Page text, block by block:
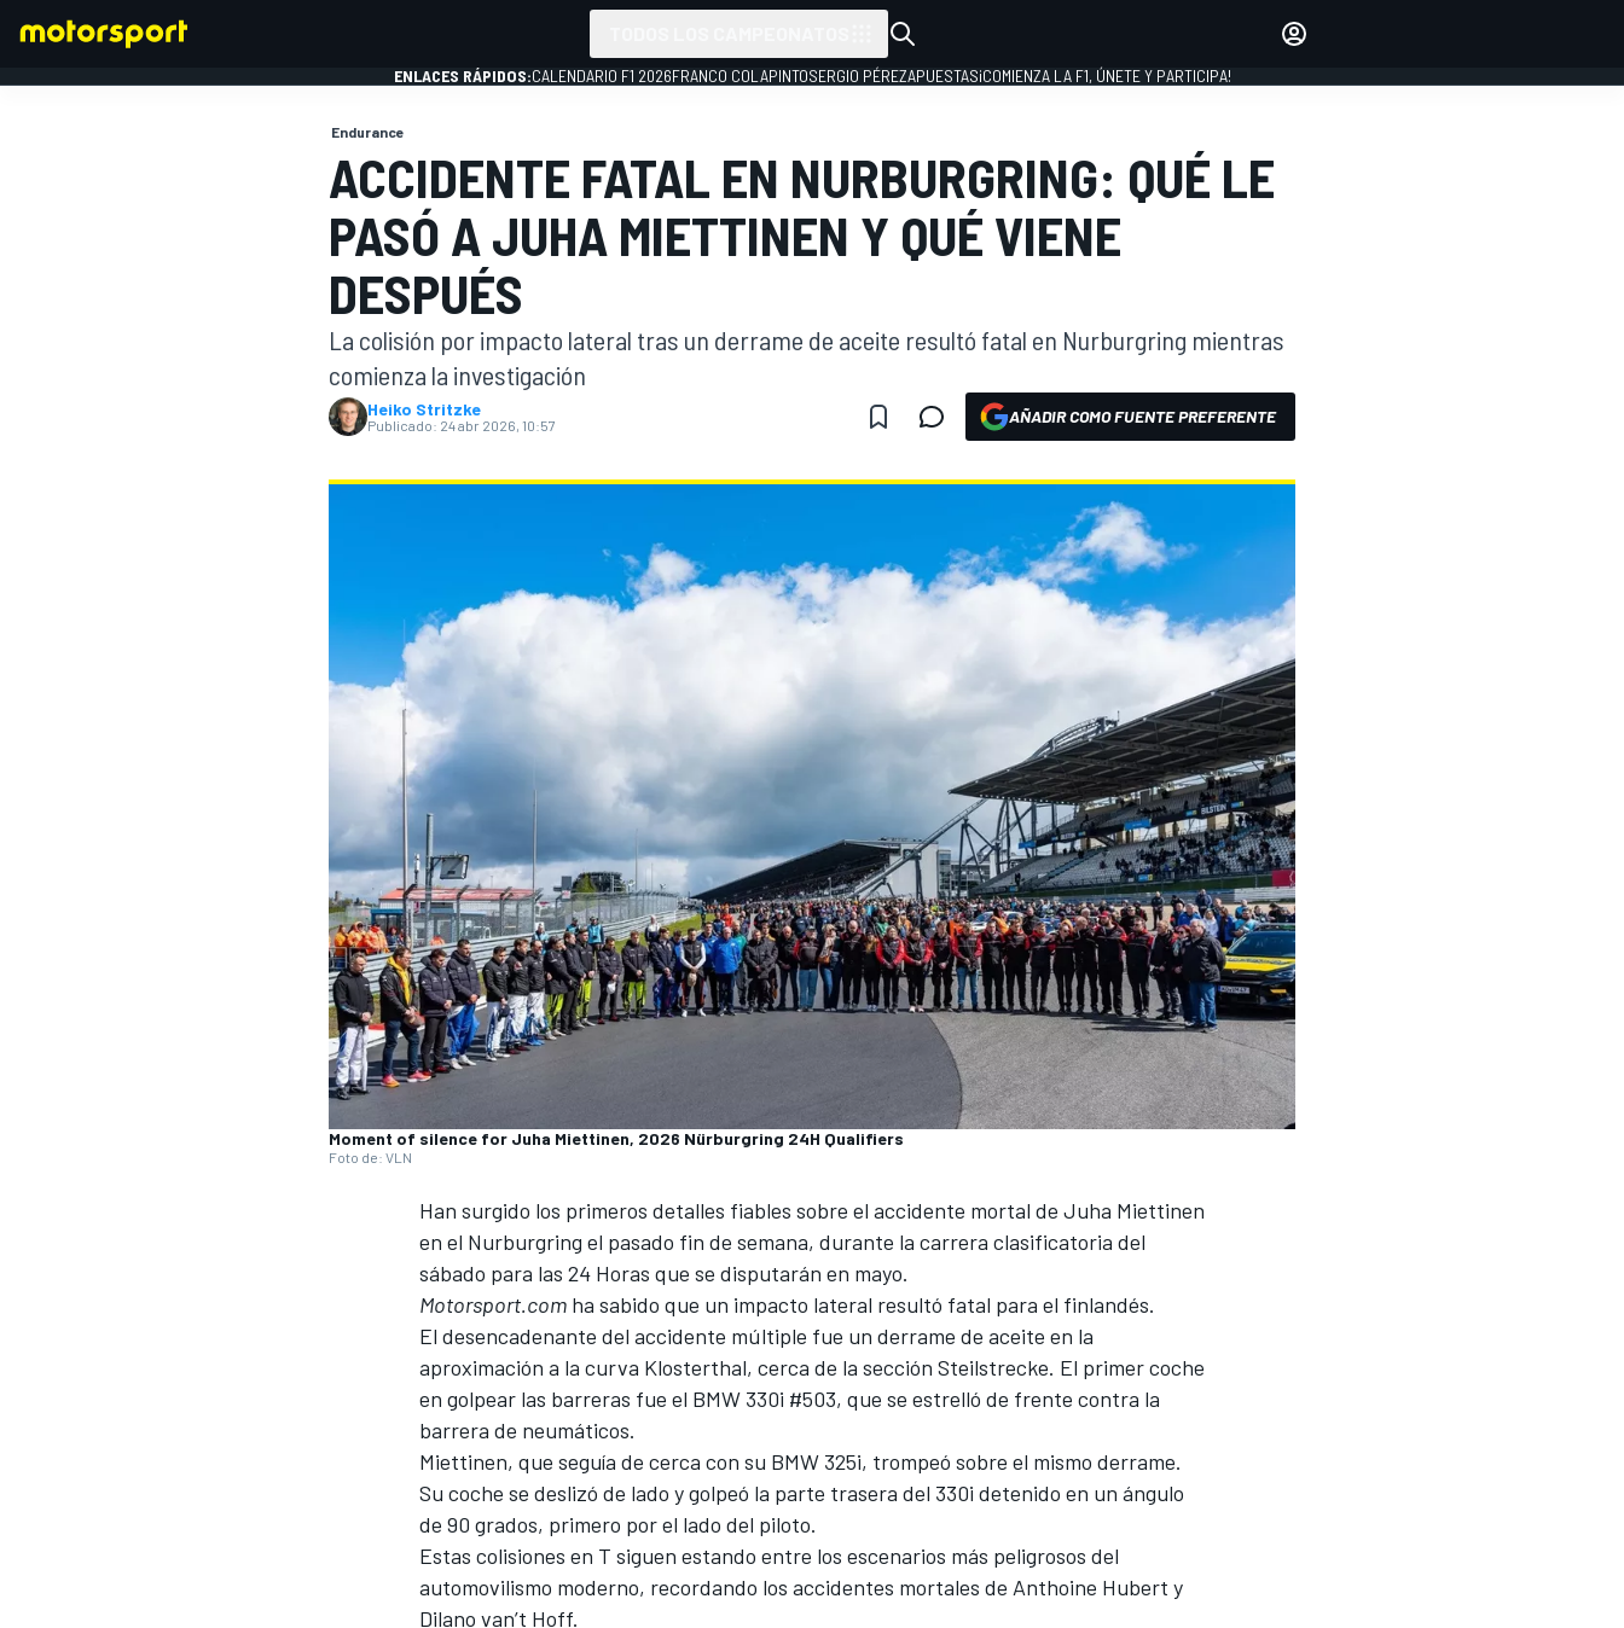
INICIAR SESIÓN
ENLACES RÁPIDOS:CALENDARIO F1 2026FRANCO COLAPINTOSERGIO PÉREZAPUESTAS¡COMIENZA LA F1, ÚNETE Y PARTICIPA!
Endurance
ACCIDENTE FATAL EN NURBURGRING: QUÉ LE
PASÓ A JUHA MIETTINEN Y QUÉ VIENE
DESPUÉS
La colisión por impacto lateral tras un derrame de aceite resultó fatal en Nurburgring mientras
comienza la investigación
Heiko Stritzke
Publicado: 24 abr 2026, 10:57 AÑADIR COMO FUENTE PREFERENTE
Moment of silence for Juha Miettinen, 2026 Nürburgring 24H Qualifiers
Foto de: VLN
Han surgido los primeros detalles fiables sobre el accidente mortal de Juha Miettinen
en el Nurburgring el pasado fin de semana, durante la carrera clasificatoria del
sábado para las 24 Horas que se disputarán en mayo.
Motorsport.com ha sabido que un impacto lateral resultó fatal para el finlandés.
El desencadenante del accidente múltiple fue un derrame de aceite en la
aproximación a la curva Klosterthal, cerca de la sección Steilstrecke. El primer coche
en golpear las barreras fue el BMW 330i #503, que se estrelló de frente contra la
barrera de neumáticos.
Miettinen, que seguía de cerca con su BMW 325i, trompeó sobre el mismo derrame.
Su coche se deslizó de lado y golpeó la parte trasera del 330i detenido en un ángulo
de 90 grados, primero por el lado del piloto.
Estas colisiones en T siguen estando entre los escenarios más peligrosos del
automovilismo moderno, recordando los accidentes mortales de Anthoine Hubert y
Dilano van’t Hoff.